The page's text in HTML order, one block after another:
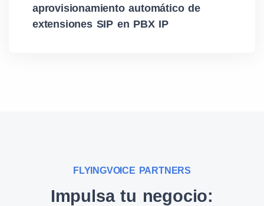
aprovisionamiento automático de
extensiones SIP en PBX IP
FLYINGVOICE PARTNERS
Impulsa tu negocio: